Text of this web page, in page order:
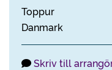
Toppur
Danmark
Skriv till